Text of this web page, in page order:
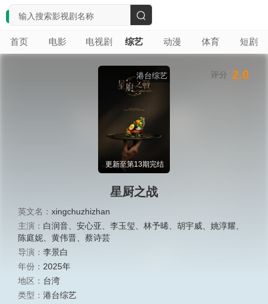
首页 电影 电视剧 综艺 动漫 体育 短剧
搜
索
港台综艺
更新至第13期完结
星厨之战
英文名： xingchuzhizhan
主演： 白润音 安心亚 李玉玺 林予晞 胡宇威 姚淳耀
陈庭妮
黄伟晋
蔡诗芸
导演： 李景白
年份： 2025年
地区： 台湾
类型： 港台综艺
评分 2.0